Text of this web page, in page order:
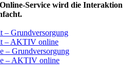
Service wird die Interaktion
– Grundversorgung
– AKTIV online
– Grundversorgung
– AKTIV online